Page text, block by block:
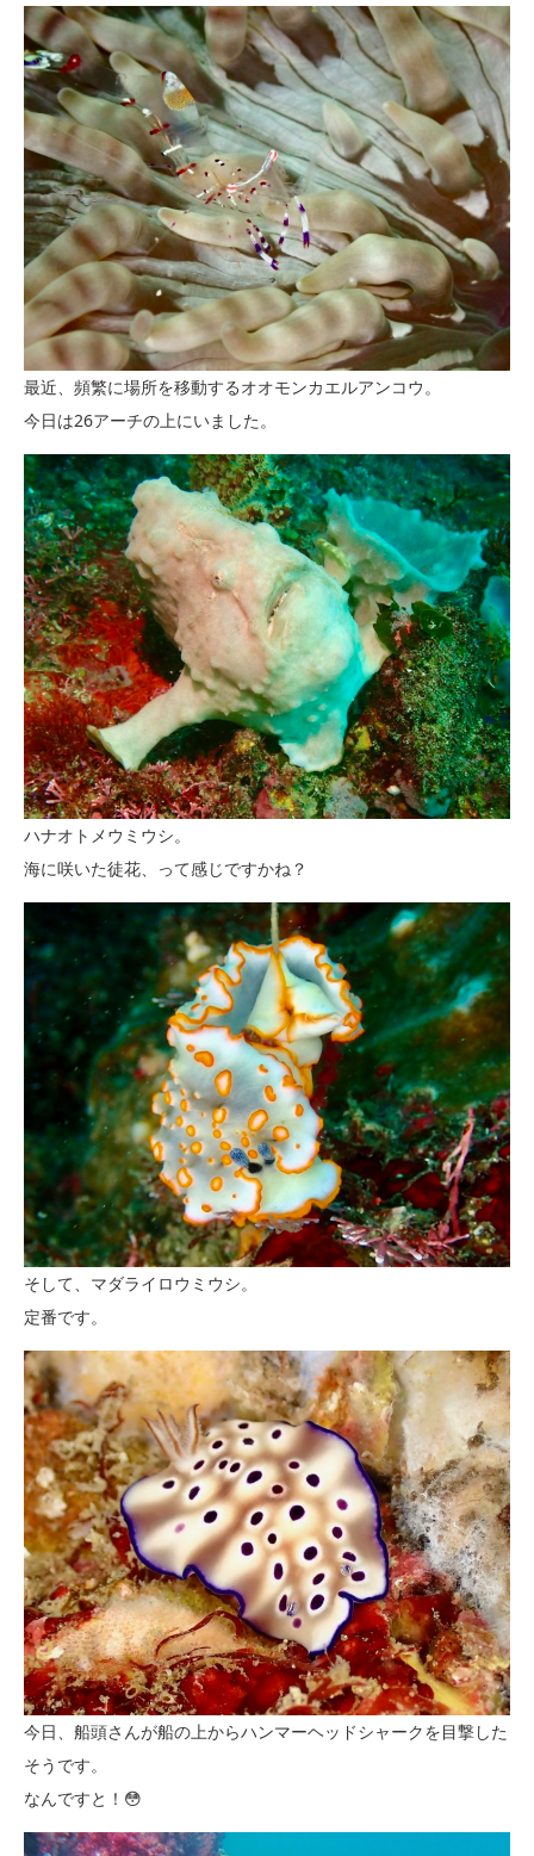
最近、頻繁に場所を移動するオオモンカエルアンコウ。
今日は26アーチの上にいました。
ハナオトメウミウシ。
海に咲いた徒花、って感じですかね？
そして、マダライロウミウシ。
定番です。
今日、船頭さんが船の上からハンマーヘッドシャークを目撃した
そうです。
なんですと！😳